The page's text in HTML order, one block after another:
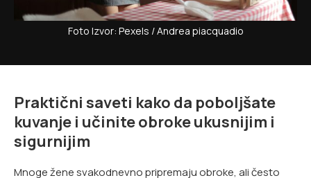
Foto Izvor: Pexels / Andrea piacquadio
Praktični saveti kako da poboljšate
kuvanje i učinite obroke ukusnijim i
sigurnijim
Mnoge žene svakodnevno pripremaju obroke, ali često